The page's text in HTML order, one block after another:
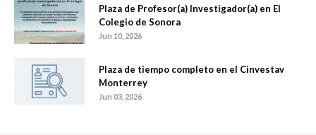
Plaza de Profesor(a) Investigador(a) en El
Colegio de Sonora
Jun 10, 2026
Plaza de tiempo completo en el Cinvestav
Monterrey
Jun 03, 2026